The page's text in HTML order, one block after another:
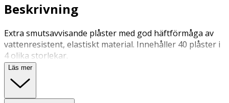
Beskrivning
Extra smutsavvisande plåster med god häftförmåga av
vattenresistent, elastiskt material. Innehåller 40 plåster i
4 olika storlekar.
Läs mer